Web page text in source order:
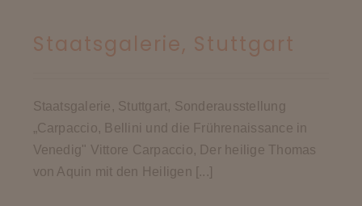
Staatsgalerie, Stuttgart
Staatsgalerie, Stuttgart, Sonderausstellung
„Carpaccio, Bellini und die Frührenaissance in
Venedig" Vittore Carpaccio, Der heilige Thomas
von Aquin mit den Heiligen [...]